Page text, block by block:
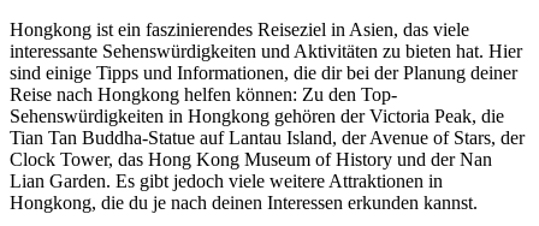
Hongkong ist ein faszinierendes Reiseziel in Asien, das viele
interessante Sehenswürdigkeiten und Aktivitäten zu bieten hat. Hier
sind einige Tipps und Informationen, die dir bei der Planung deiner
Reise nach Hongkong helfen können: Zu den Top-
Sehenswürdigkeiten in Hongkong gehören der Victoria Peak, die
Tian Tan Buddha-Statue auf Lantau Island, der Avenue of Stars, der
Clock Tower, das Hong Kong Museum of History und der Nan
Lian Garden. Es gibt jedoch viele weitere Attraktionen in
Hongkong, die du je nach deinen Interessen erkunden kannst.